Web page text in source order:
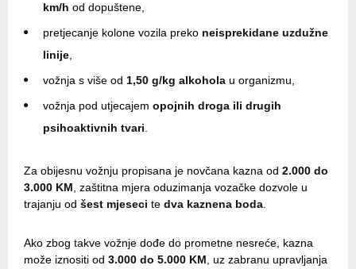
km/h od dopuštene,
pretjecanje kolone vozila preko neisprekidane uzdužne
linije
vožnja s više od 1,50 g/kg alkohola u organizmu,
vožnja pod utjecajem opojnih droga ili drugih
psihoaktivnih tvari
Za obijesnu vožnju propisana je novčana kazna od 2.000 do
3.000 KM , zaštitna mjera oduzimanja vozačke dozvole u
trajanju od šest mjeseci te dva kaznena boda
Ako zbog takve vožnje dođe do prometne nesreće, kazna
može iznositi od 3.000 do 5.000 KM , uz zabranu upravljanja